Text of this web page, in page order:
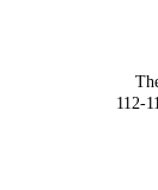
112-